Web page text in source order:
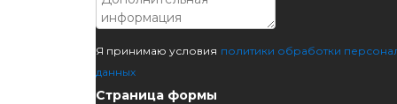
Я принимаю условия политики обработки
данных
Страница формы